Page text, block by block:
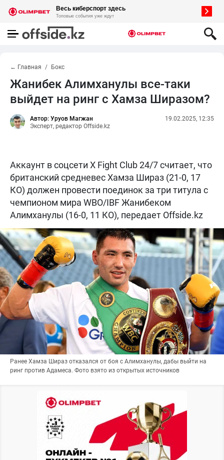
← Главная Бокс
Жанибек Алимханулы все-таки
выйдет на ринг с Хамза Ширазом?
Автор: Уруов Магжан
Эксперт, редактор Offside.kz
19.02.2025, 12:35
Аккаунт в соцсети Х Fight Club 24/7 считает, что
британский средневес Хамза Шираз (21-0, 17
КО) должен провести поединок за три титула с
чемпионом мира WBO/IBF Жанибеком
Алимханулы (16-0, 11 КО), передает Offside.kz
Ранее Хамза Шираз отказался от боя с Алимханулы, дабы выйти на
ринг против Адамеса. Фото взято из открытых источников